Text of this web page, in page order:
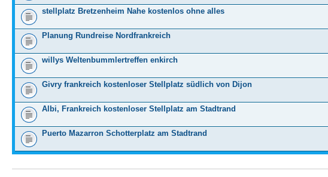
stellplatz Bretzenheim Nahe kostenlos ohne alles
Planung Rundreise Nordfrankreich
willys Weltenbummlertreffen enkirch
Givry frankreich kostenloser Stellplatz südlich von Dijon
Albi, Frankreich kostenloser Stellplatz am Stadtrand
Puerto Mazarron Schotterplatz am Stadtrand